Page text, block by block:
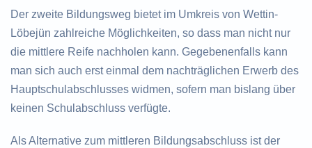
Der zweite Bildungsweg bietet im Umkreis von Wettin-
Löbejün zahlreiche Möglichkeiten, so dass man nicht nur
die mittlere Reife nachholen kann. Gegebenenfalls kann
man sich auch erst einmal dem nachträglichen Erwerb des
Hauptschulabschlusses widmen, sofern man bislang über
keinen Schulabschluss verfügte.
Als Alternative zum mittleren Bildungsabschluss ist der